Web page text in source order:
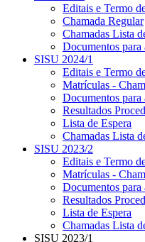
Editais e Termo
Chamada Regular
Chamadas Lista
Documentos
SISU 2024/1
Editais e Termo
Matrículas -
Documentos
Resultados
Lista de Espera
Chamadas Lista
SISU 2023/2
Editais e Termo
Matrículas -
Documentos
Resultados
Lista de Espera
Chamadas Lista
SISU 2023/1